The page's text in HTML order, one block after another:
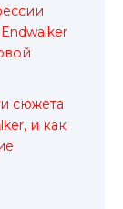
сюжета
и как